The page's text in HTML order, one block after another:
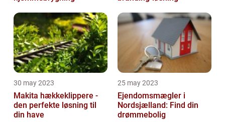
30 may 2023
Makita hækkeklippere -
den perfekte løsning til
din have
25 may 2023
Ejendomsmægler i
Nordsjælland: Find din
drømmebolig